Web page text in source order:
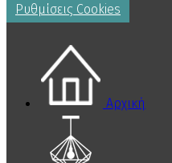
Ρυθμίσεις Cookies
Αρχική